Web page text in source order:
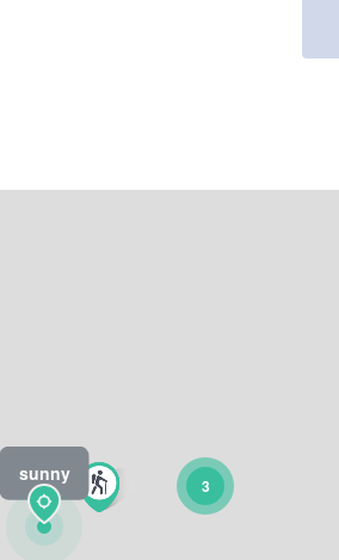
sunny
3